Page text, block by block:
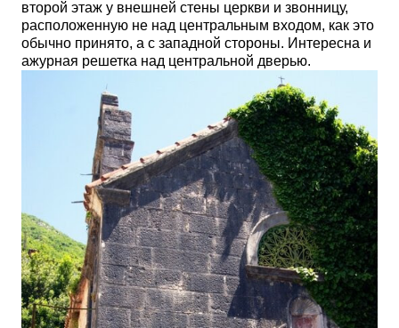
второй этаж у внешней стены церкви и звонницу,
расположенную не над центральным входом, как это
обычно принято, а с западной стороны. Интересна и
ажурная решетка над центральной дверью.